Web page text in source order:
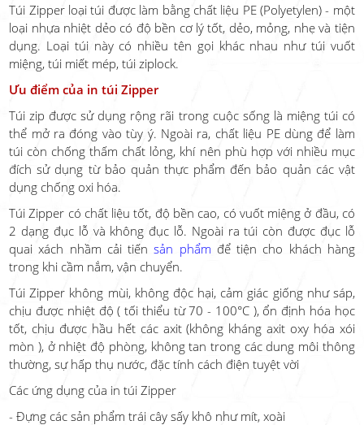
Túi Zipper loại túi được làm bằng chất liệu PE (Polyetylen) - một
loại nhựa nhiệt dẻo có độ bền cơ lý tốt, dẻo, mỏng, nhẹ và tiện
dụng. Loại túi này có nhiều tên gọi khác nhau như túi vuốt
miệng, túi miết mép, túi ziplock.
Ưu điểm của in túi Zipper
Túi zip được sử dụng rộng rãi trong cuộc sống là miệng túi có
thể mở ra đóng vào tùy ý. Ngoài ra, chất liệu PE dùng để làm
túi còn chống thấm chất lỏng, khí nên phù hợp với nhiều mục
đích sử dụng từ bảo quản thực phẩm đến bảo quản các vật
dụng chống oxi hóa.
Túi Zipper có chất liệu tốt, độ bền cao, có vuốt miệng ở đầu, có
2 dạng đục lỗ và không đục lỗ. Ngoài ra túi còn được đục lỗ
quai xách nhầm cải tiếnsản phẩm để tiện cho khách hàng
trong khi cầm nắm, vận chuyển.
Túi Zipper không mùi, không độc hại, cảm giác giống như sáp,
chịu được nhiệt độ ( tối thiểu từ 70 - 100°C ), ổn định hóa học
tốt, chịu được hầu hết các axit (không kháng axit oxy hóa xói
mòn ), ở nhiệt độ phòng, không tan trong các dung môi thông
thường, sự hấp thụ nước, đặc tính cách điện tuyệt vời
Các ứng dụng của in túi Zipper
- Đựng các sản phẩm trái cây sấy khô như mít, xoài